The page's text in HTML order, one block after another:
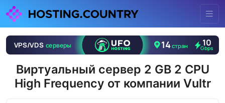
Виртуальный сервер 2 GB 2 CPU
High Frequency от компании Vultr